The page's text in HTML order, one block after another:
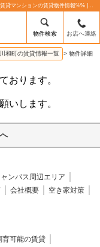
フィールド川和（神奈川県横浜市都筑区川和町・川和町駅）1SLDK賃貸マンションの賃貸物件情報%% | 株式会社ライフサロン横浜
物件検索 お店へ連絡
川和町の賃貸情報一覧 > 物件詳細
おります。
いします。
ンパス周辺エリア
会社概要
空き家対策
育可能の賃貸